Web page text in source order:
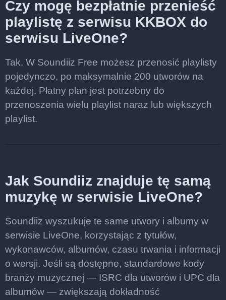
Czy mogę bezpłatnie przenieść
playlistę z serwisu KKBOX do
serwisu LiveOne?
Tak. W Soundiiz Free możesz przenosić playlisty
pojedynczo, po maksymalnie 200 utworów na
każdej. Płatny plan jest potrzebny do
przenoszenia wielu playlist naraz lub większych
playlist.
Jak Soundiiz znajduje tę samą
muzykę w serwisie LiveOne?
Soundiiz wyszukuje te same utwory i albumy w
serwisie LiveOne, korzystając z tytułów,
wykonawców, albumów, czasu trwania i informacji
o wersji. Jeśli są dostępne, standardowe kody
branży muzycznej — ISRC dla utworów i UPC dla
albumów — zwiększają dokładność